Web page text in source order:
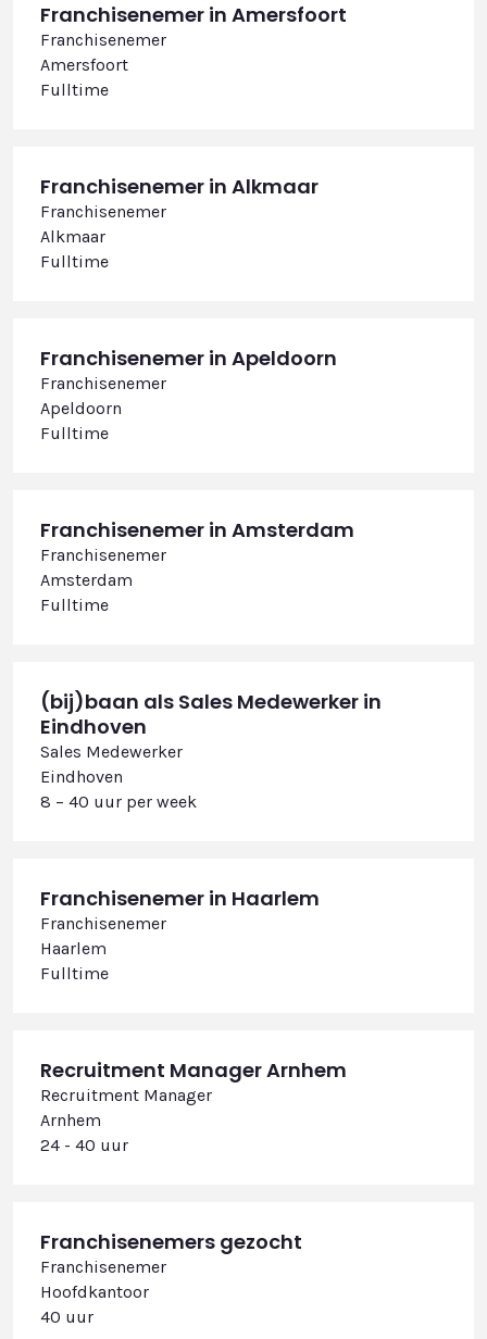
Franchisenemer in Amersfoort
Franchisenemer
Amersfoort
Fulltime
Franchisenemer in Alkmaar
Franchisenemer
Alkmaar
Fulltime
Franchisenemer in Apeldoorn
Franchisenemer
Apeldoorn
Fulltime
Franchisenemer in Amsterdam
Franchisenemer
Amsterdam
Fulltime
(bij)baan als Sales Medewerker in
Eindhoven
Sales Medewerker
Eindhoven
8 – 40 uur per week
Franchisenemer in Haarlem
Franchisenemer
Haarlem
Fulltime
Recruitment Manager Arnhem
Recruitment Manager
Arnhem
24 - 40 uur
Franchisenemers gezocht
Franchisenemer
Hoofdkantoor
40 uur